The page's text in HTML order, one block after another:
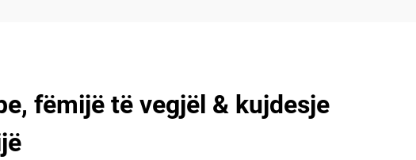
fëmijë të vegjël & kujdesje